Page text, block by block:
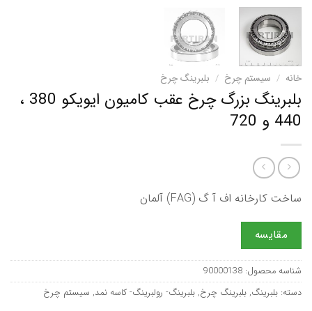
خانه / سیستم چرخ / بلبرینگ چرخ
بلبرینگ بزرگ چرخ عقب کامیون ایویکو 380 ،
440 و 720
ساخت کارخانه اف آ گ (FAG) آلمان
مقایسه
شناسه محصول: 90000138
دسته: بلبرینگ, بلبرینگ چرخ, بلبرینگ- رولبرینگ- کاسه نمد, سیستم چرخ